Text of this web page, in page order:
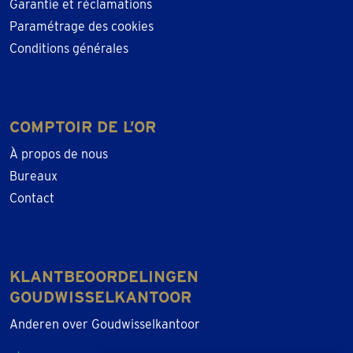
kantoren in heel Nederland en België. Onze
edelmetaalspecialisten denken graag met je mee!
Garantie et réclamations
Paramétrage des cookies
Conditions générales
COMPTOIR DE L’OR
À propos de nous
Bureaux
Contact
KLANTBEOORDELINGEN
GOUDWISSELKANTOOR
Anderen over Goudwisselkantoor